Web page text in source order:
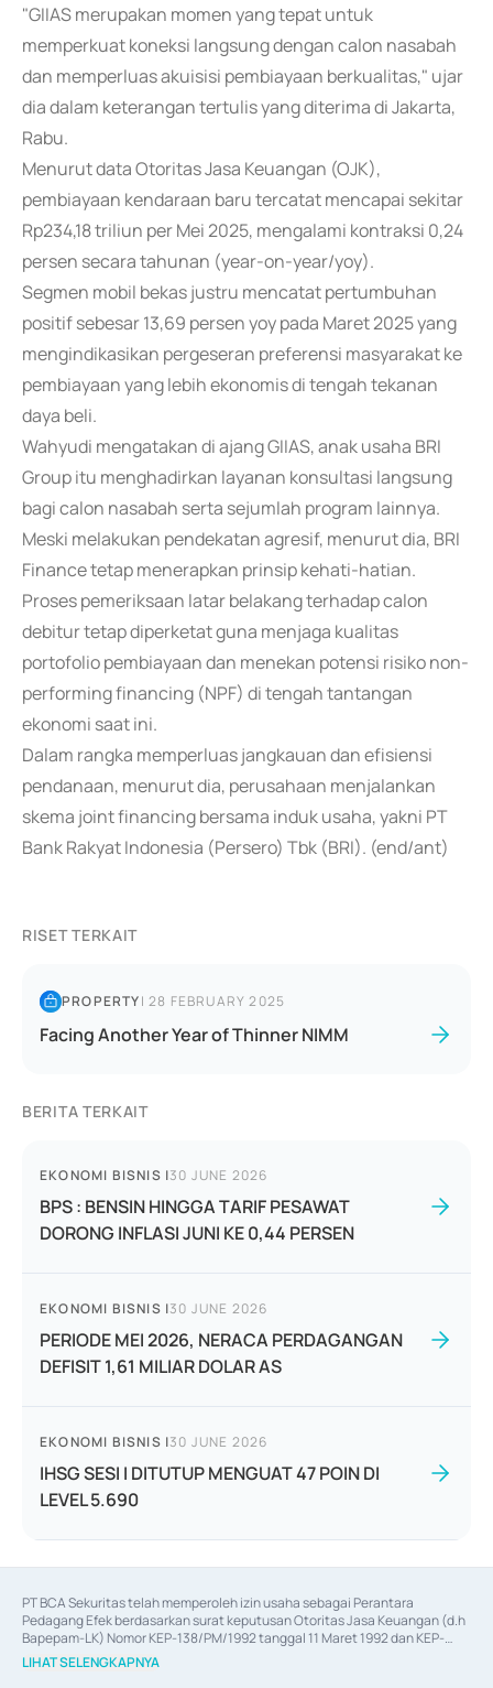
"GIIAS merupakan momen yang tepat untuk
memperkuat koneksi langsung dengan calon nasabah
dan memperluas akuisisi pembiayaan berkualitas," ujar
dia dalam keterangan tertulis yang diterima di Jakarta,
Rabu.
Menurut data Otoritas Jasa Keuangan (OJK),
pembiayaan kendaraan baru tercatat mencapai sekitar
Rp234,18 triliun per Mei 2025, mengalami kontraksi 0,24
persen secara tahunan (year-on-year/yoy).
Segmen mobil bekas justru mencatat pertumbuhan
positif sebesar 13,69 persen yoy pada Maret 2025 yang
mengindikasikan pergeseran preferensi masyarakat ke
pembiayaan yang lebih ekonomis di tengah tekanan
daya beli.
Wahyudi mengatakan di ajang GIIAS, anak usaha BRI
Group itu menghadirkan layanan konsultasi langsung
bagi calon nasabah serta sejumlah program lainnya.
Meski melakukan pendekatan agresif, menurut dia, BRI
Finance tetap menerapkan prinsip kehati-hatian.
Proses pemeriksaan latar belakang terhadap calon
debitur tetap diperketat guna menjaga kualitas
portofolio pembiayaan dan menekan potensi risiko non-
performing financing (NPF) di tengah tantangan
ekonomi saat ini.
Dalam rangka memperluas jangkauan dan efisiensi
pendanaan, menurut dia, perusahaan menjalankan
skema joint financing bersama induk usaha, yakni PT
Bank Rakyat Indonesia (Persero) Tbk (BRI). (end/ant)
RISET TERKAIT
PROPERTY|28 FEBRUARY 2025
Facing Another Year of Thinner NIMM
BERITA TERKAIT
EKONOMI BISNIS |30 JUNE 2026
BPS : BENSIN HINGGA TARIF PESAWAT
DORONG INFLASI JUNI KE 0,44 PERSEN
EKONOMI BISNIS |30 JUNE 2026
PERIODE MEI 2026, NERACA PERDAGANGAN
DEFISIT 1,61 MILIAR DOLAR AS
EKONOMI BISNIS |30 JUNE 2026
IHSG SESI I DITUTUP MENGUAT 47 POIN DI
LEVEL 5.690
PT BCA Sekuritas telah memperoleh izin usaha sebagai Perantara
Pedagang Efek berdasarkan surat keputusan Otoritas Jasa Keuangan (d.h
Bapepam-LK) Nomor KEP-138/PM/1992 tanggal 11 Maret 1992 dan KEP-
06/D.04/2014 tanggal 28 Februari 2014, izin usaha sebagai Penjamin Emisi
Efek berdasarkan surat keputusan Otoritas Jasa Keuangan Nomor KEP-
LIHAT SELENGKAPNYA